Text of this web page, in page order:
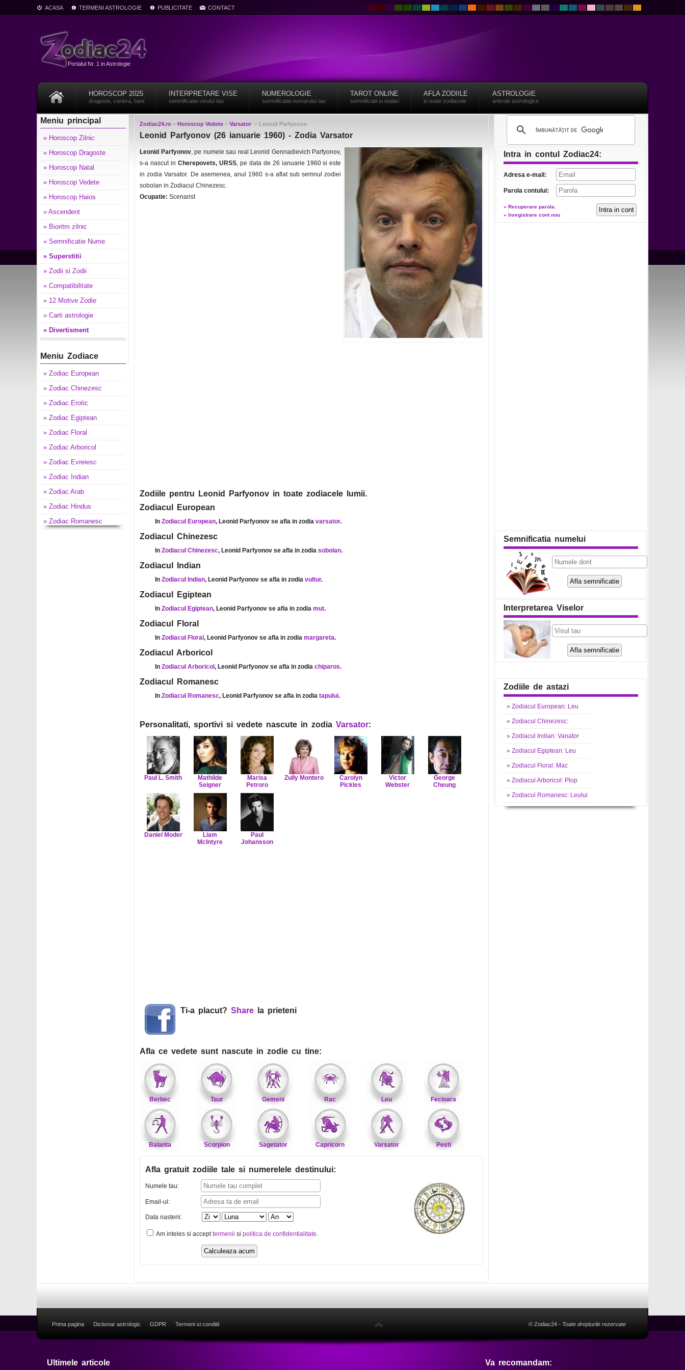
ACASA TERMENI ASTROLOGIE PUBLICITATE CONTACT
Portalul Nr. 1 in Astrologie
HOROSCOP 2025
dragoste, cariera, bani
INTERPRETARE VISE
semnificatia visului tau
NUMEROLOGIE
semnificatia numarului tau
TAROT ONLINE
semnificatii si etalari
AFLA ZODIILE
in toate zodiacele
ASTROLOGIE
articole astrologice
Meniu principal
» Horoscop Zilnic
» Horoscop Dragoste
» Horoscop Natal
» Horoscop Vedete
» Horoscop Haios
» Ascendent
» Bioritm zilnic
» Semnificatie Nume
» Superstitii
» Zodii si Zodii
» Compatibilitate
» 12 Motive Zodie
» Carti astrologie
» Divertisment
Meniu Zodiace
» Zodiac European
» Zodiac Chinezesc
» Zodiac Erotic
» Zodiac Egiptean
» Zodiac Floral
» Zodiac Arboricol
» Zodiac Evreiesc
» Zodiac Indian
» Zodiac Arab
» Zodiac Hindus
» Zodiac Romanesc
Zodiac24.ro > Horoscop Vedete > Varsator > Leonid Parfyonov
Leonid Parfyonov (26 ianuarie 1960) - Zodia Varsator
Leonid Parfyonov, pe numele sau real Leonid Gennadievich Parfyonov,
s-a nascut in Cherepovets, URSS, pe data de 26 ianuarie 1960 si este
in zodia Varsator. De asemenea, anul 1960 s-a aflat sub semnul zodiei
sobolan in Zodiacul Chinezesc.
Ocupatie: Scenarist
Zodiile pentru Leonid Parfyonov in toate zodiacele lumii.
Zodiacul European
In Zodiacul European, Leonid Parfyonov se afla in zodia varsator.
Zodiacul Chinezesc
In Zodiacul Chinezesc, Leonid Parfyonov se afla in zodia sobolan.
Zodiacul Indian
In Zodiacul Indian, Leonid Parfyonov se afla in zodia vultur.
Zodiacul Egiptean
In Zodiacul Egiptean, Leonid Parfyonov se afla in zodia mut.
Zodiacul Floral
In Zodiacul Floral , Leonid Parfyonov se afla in zodia margareta.
Zodiacul Arboricol
In Zodiacul Arboricol , Leonid Parfyonov se afla in zodia chiparos.
Zodiacul Romanesc
In Zodiacul Romanesc, Leonid Parfyonov se afla in zodia tapului.
Personalitati, sportivi si vedete nascute in zodia Varsator:
Paul L. Smith
Mathilde
Seigner
Marisa
Petroro
Zully Montero
Carolyn
Pickles
Victor
Webster
George
Cheung
Daniel Moder
Liam
McIntyre
Paul
Johansson
Ti-a placut? Share la prieteni
Afla ce vedete sunt nascute in zodie cu tine:
Berbec Taur Gemeni Rac Leu Fecioara
Balanta Scorpion Sagetator Capricorn Varsator Pesti
Afla gratuit zodiile tale si numerelele destinului:
Numele tau:
Email-ul:
Data nasterii:
Am inteles si accepttermenii si politica de confidentialitate.
Intra in contul Zodiac24:
Adresa e-mail:
Parola contului:
» Recuperare parola.
» Inregistrare cont nou
Semnificatia numelui
Interpretarea Viselor
Zodiile de astazi
» Zodiacul European: Leu
» Zodiacul Chinezesc:
» Zodiacul Indian: Vanator
» Zodiacul Egiptean: Leu
» Zodiacul Floral: Mac
» Zodiacul Arboricol: Plop
» Zodiacul Romanesc: Leului
Prima pagina Dictionar astrologic GDPR Termeni si conditii © Zodiac24 - Toate drepturile rezervate
Ultimele articole Va recomandam: